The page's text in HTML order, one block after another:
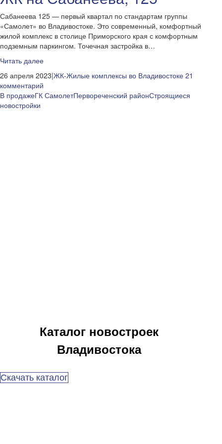
Сабанеева 125 — первый квартал по стандартам группы
«Самолет» во Владивостоке. Это современный, комфортный
жилой комплекс в столице Приморского края с комфортным
подземным паркингом. Точечная застройка в…
Читать далее
26 апреля 2023|ЖК-Жилые комплексы во Владивостоке 21
комментарий
В продажеГК СамолетПервореченский районСтроящиеся
новостройки
Каталог новостроек
Владивостока
Скачать каталог